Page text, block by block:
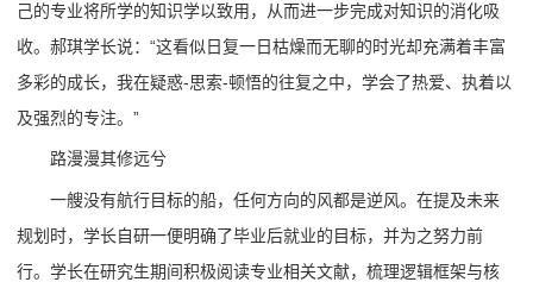
己的专业将所学的知识学以致用，从而进一步完成对知识的消化吸
收。郝琪学长说：“这看似日复一日枯燥而无聊的时光却充满着丰富
多彩的成长，我在疑惑-思索-顿悟的往复之中，学会了热爱、执着以
及强烈的专注。”
路漫漫其修远兮
一艘没有航行目标的船，任何方向的风都是逆风。在提及未来
规划时，学长自研一便明确了毕业后就业的目标，并为之努力前
行。学长在研究生期间积极阅读专业相关文献，梳理逻辑框架与核